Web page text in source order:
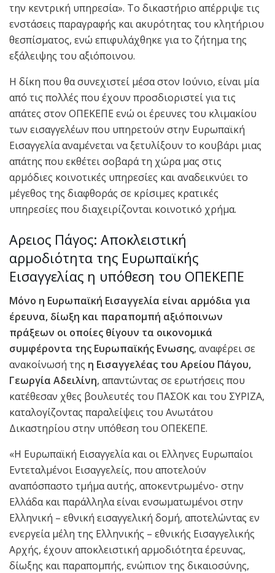
την κεντρική υπηρεσία». Το δικαστήριο απέρριψε τις
ενστάσεις παραγραφής και ακυρότητας του κλητήριου
θεσπίσματος, ενώ επιφυλάχθηκε για το ζήτημα της
εξάλειψης του αξιόποινου.
Η δίκη που θα συνεχιστεί μέσα στον Ιούνιο, είναι μία
από τις πολλές που έχουν προσδιοριστεί για τις
απάτες στον ΟΠΕΚΕΠΕ ενώ οι έρευνες του κλιμακίου
των εισαγγελέων που υπηρετούν στην Ευρωπαϊκή
Εισαγγελία αναμένεται να ξετυλίξουν το κουβάρι μιας
απάτης που εκθέτει σοβαρά τη χώρα μας στις
αρμόδιες κοινοτικές υπηρεσίες και αναδεικνύει το
μέγεθος της διαφθοράς σε κρίσιμες κρατικές
υπηρεσίες που διαχειρίζονται κοινοτικό χρήμα.
Αρειος Πάγος: Αποκλειστική
αρμοδιότητα της Ευρωπαϊκής
Εισαγγελίας η υπόθεση του ΟΠΕΚΕΠΕ
Μόνο η Ευρωπαϊκή Εισαγγελία είναι αρμόδια για
έρευνα, δίωξη και παραπομπή αξιόποινων
πράξεων οι οποίες θίγουν τα οικονομικά
συμφέροντα της Ευρωπαϊκής Ενωσης, αναφέρει σε
ανακοίνωσή της η Εισαγγελέας του Αρείου Πάγου,
Γεωργία Αδειλίνη, απαντώντας σε ερωτήσεις που
κατέθεσαν χθες βουλευτές του ΠΑΣΟΚ και του ΣΥΡΙΖΑ,
καταλογίζοντας παραλείψεις του Ανωτάτου
Δικαστηρίου στην υπόθεση του ΟΠΕΚΕΠΕ.
«Η Ευρωπαϊκή Εισαγγελία και οι Ελληνες Ευρωπαίοι
Εντεταλμένοι Εισαγγελείς, που αποτελούν
αναπόσπαστο τμήμα αυτής, αποκεντρωμένο- στην
Ελλάδα και παράλληλα είναι ενσωματωμένοι στην
Ελληνική – εθνική εισαγγελική δομή, αποτελώντας εν
ενεργεία μέλη της Ελληνικής – εθνικής Εισαγγελικής
Αρχής, έχουν αποκλειστική αρμοδιότητα έρευνας,
δίωξης και παραπομπής, ενώπιον της δικαιοσύνης,